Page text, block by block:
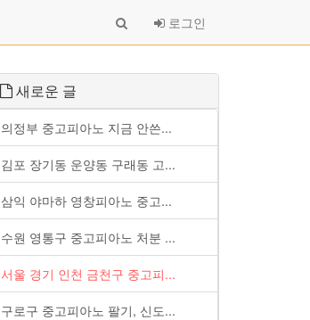
로그인
새로운 글
의정부 중고피아노 지금 안쓴...
김포 장기동 운양동 구래동 고...
삼익 야마하 영창피아노 중고...
수원 영통구 중고피아노 처분 ...
서울 경기 인천 금천구 중고피...
구로구 중고피아노 팔기, 신도...